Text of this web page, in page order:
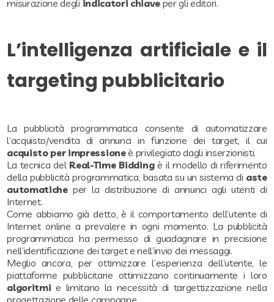
misurazione degli indicatori chiave per gli editori.
L’intelligenza artificiale e il
targeting pubblicitario
La pubblicità programmatica consente di automatizzare
l’acquisto/vendita di annunci in funzione dei target, il cui
acquisto per impressioneè privilegiato dagli inserzionisti.
La tecnica del Real-Time Biddingè il modello di riferimento
della pubblicità programmatica, basata su un sistema di aste
automaticheper la distribuzione di annunci agli utenti di
Internet.
Come abbiamo già detto, è il comportamento dell’utente di
Internet online a prevalere in ogni momento. La pubblicità
programmatica ha permesso di guadagnare in precisione
nell’identificazione dei target e nell’invio dei messaggi.
Meglio ancora, per ottimizzare l’esperienza dell’utente, le
piattaforme pubblicitarie ottimizzano continuamente i loro
algoritmie limitano la necessità di targettizzazione nella